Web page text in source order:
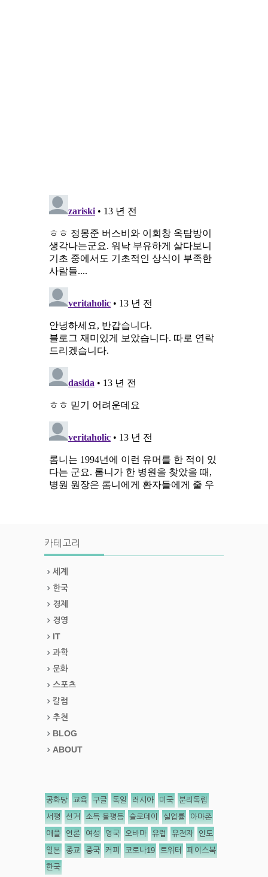
카테고리
세계
한국
경제
경영
IT
과학
문화
스포츠
칼럼
추천
BLOG
ABOUT
공화당 교육 구글 독일 러시아 미국 분리독립
서평 선거 소득 불평등 슬로데이 실업률 아마존
애플 언론 여성 영국 오바마 유럽 유전자 인도
일본 종교 중국 커피 코로나19 트위터 페이스북
한국